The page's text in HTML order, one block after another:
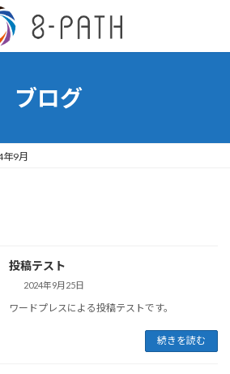
ブログ
9月
投稿テスト
2024年9月25日
ワードプレスによる投稿テストです。
続きを読む